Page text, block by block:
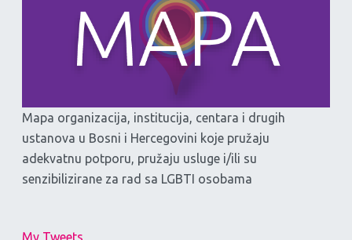
Mapa organizacija, institucija, centara i drugih
ustanova u Bosni i Hercegovini koje pružaju
adekvatnu potporu, pružaju usluge i/ili su
senzibilizirane za rad sa LGBTI osobama
My Tweets